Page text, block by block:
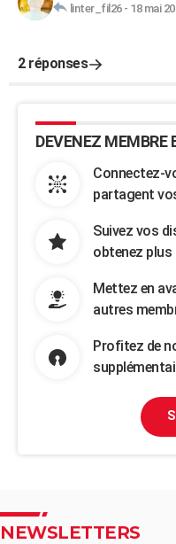
linter_fil26- 18 mai
2 réponses
DEVENEZ MEMBRE
Connectez-
partagent
Suivez vos
obtenez plus
Mettez en
autres
Profitez de
NEWSLETTERS